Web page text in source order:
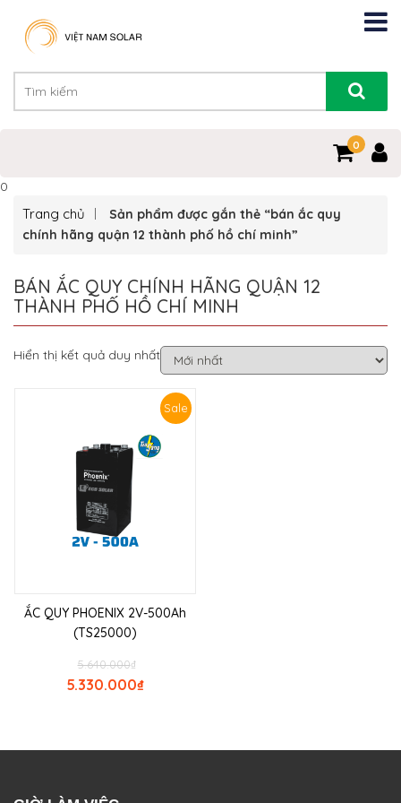
0
0
Trang chủ
Sản phẩm được gắn thẻ “bán ắc quy
chính hãng quận 12 thành phố hồ chí minh”
BÁN ẮC QUY CHÍNH HÃNG QUẬN 12
THÀNH PHỐ HỒ CHÍ MINH
Hiển thị kết quả duy nhất
Sale
ẮC QUY PHOENIX 2V-500Ah
(TS25000)
₫
5.640.000
₫
5.330.000